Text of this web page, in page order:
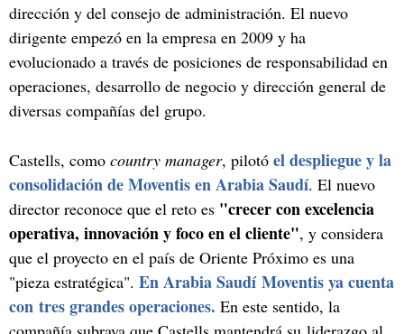
dirección y del consejo de administración. El nuevo
dirigente empezó en la empresa en 2009 y ha
evolucionado a través de posiciones de responsabilidad en
operaciones, desarrollo de negocio y dirección general de
diversas compañías del grupo.
Castells, como country manager, pilotó el despliegue y la
consolidación de Moventis en Arabia Saudí. El nuevo
director reconoce que el reto es "crecer con excelencia
operativa, innovación y foco en el cliente", y considera
que el proyecto en el país de Oriente Próximo es una
"pieza estratégica". En Arabia Saudí Moventis ya cuenta
con tres grandes operaciones. En este sentido, la